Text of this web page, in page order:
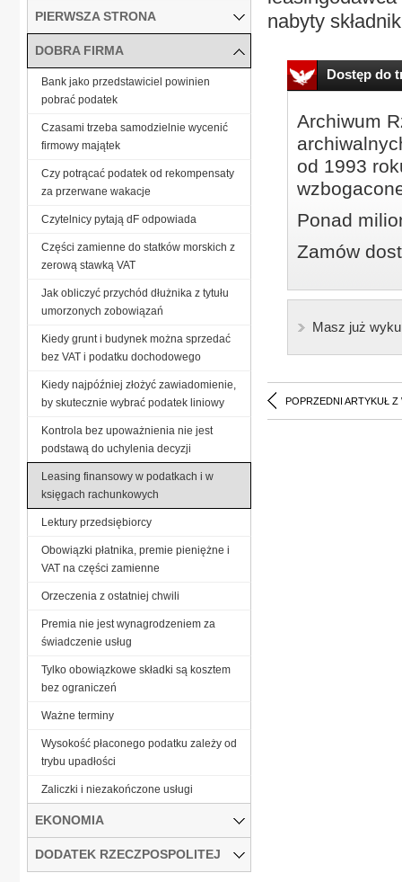
nabyty
Dostęp do
Archiwum
od 1993
Ponad
Zamów
Masz już
POPRZEDNI ARTYKUŁ Z
PIERWSZA STRONA
DOBRA FIRMA
Bank jako przedstawiciel powinien
pobrać podatek
Czasami trzeba samodzielnie wycenić
firmowy majątek
Czy potrącać podatek od rekompensaty
za przerwane wakacje
Czytelnicy pytają dF odpowiada
Części zamienne do statków morskich z
zerową stawką VAT
Jak obliczyć przychód dłużnika z tytułu
umorzonych zobowiązań
Kiedy grunt i budynek można sprzedać
bez VAT i podatku dochodowego
Kiedy najpóźniej złożyć zawiadomienie,
by skutecznie wybrać podatek liniowy
Kontrola bez upoważnienia nie jest
podstawą do uchylenia decyzji
Leasing finansowy w podatkach i w
księgach rachunkowych
Lektury przedsiębiorcy
Obowiązki płatnika, premie pieniężne i
VAT na części zamienne
Orzeczenia z ostatniej chwili
Premia nie jest wynagrodzeniem za
świadczenie usług
Tylko obowiązkowe składki są kosztem
bez ograniczeń
Ważne terminy
Wysokość płaconego podatku zależy od
trybu upadłości
Zaliczki i niezakończone usługi
EKONOMIA
DODATEK RZECZPOSPOLITEJ